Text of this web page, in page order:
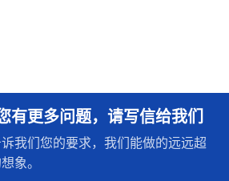
有更多问题，请写信给我们
我们您的要求，我们能做的远远超
象。